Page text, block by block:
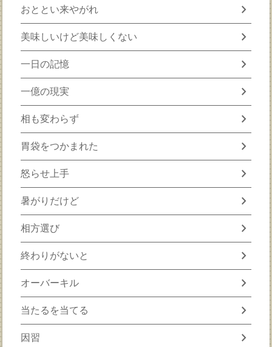
おととい来やがれ chevron_right
美味しいけど美味しくない chevron_right
一日の記憶 chevron_right
一億の現実 chevron_right
相も変わらず chevron_right
胃袋をつかまれた chevron_right
怒らせ上手 chevron_right
暑がりだけど chevron_right
相方選び chevron_right
終わりがないと chevron_right
オーバーキル chevron_right
当たるを当てる chevron_right
因習 chevron_right